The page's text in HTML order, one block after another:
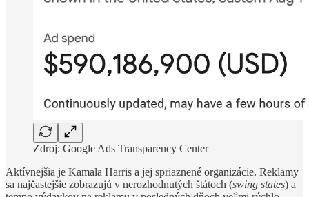
Zdroj: Google Ads Transparency Center
Aktívnejšia je Kamala Harris a jej spriaznené organizácie. Reklamy
sa najčastejšie zobrazujú v nerozhodnutých štátoch (swing states) a